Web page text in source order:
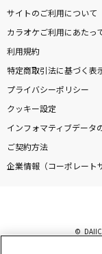
サイトのご利用について
カラオケご利用にあたっ
利用規約
特定商取引法に基づく表
プライバシーポリシー
クッキー設定
インフォマティブデータ
ご契約方法
企業情報（コーポレート
©